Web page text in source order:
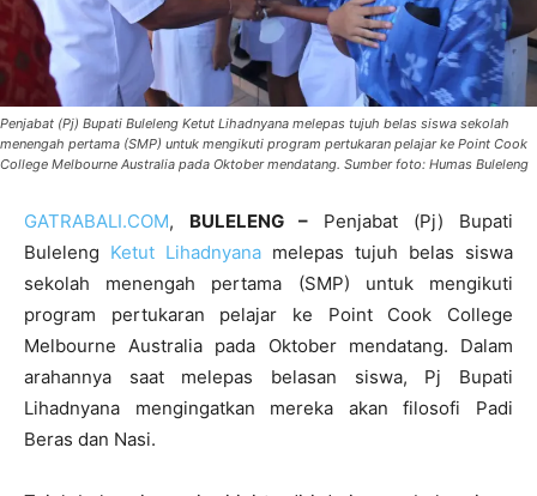
Penjabat (Pj) Bupati Buleleng Ketut Lihadnyana melepas tujuh belas siswa sekolah
menengah pertama (SMP) untuk mengikuti program pertukaran pelajar ke Point Cook
College Melbourne Australia pada Oktober mendatang. Sumber foto: Humas Buleleng
GATRABALI.COM, BULELENG – Penjabat (Pj) Bupati
Buleleng Ketut Lihadnyana melepas tujuh belas siswa
sekolah menengah pertama (SMP) untuk mengikuti
program pertukaran pelajar ke Point Cook College
Melbourne Australia pada Oktober mendatang. Dalam
arahannya saat melepas belasan siswa, Pj Bupati
Lihadnyana mengingatkan mereka akan filosofi Padi
Beras dan Nasi.